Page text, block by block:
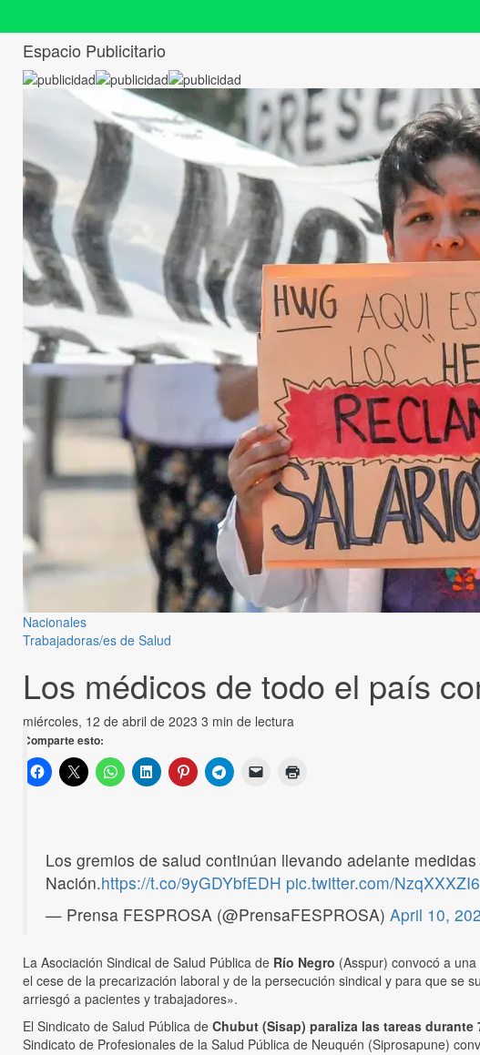
Espacio Publicitario
Nacionales
Trabajadoras/es de Salud
Los médicos de todo el país
miércoles, 12 de abril de 2023 3 min de lectura
Comparte esto:
Los gremios de salud continúan llevando adelante
Nación.https://t.co/9yGDYbfEDH pic.twitter.com/
— Prensa FESPROSA (@PrensaFESPROSA) April 10,
La Asociación Sindical de Salud Pública de Río Negro (Asspur) convocó a una
el cese de la precarización laboral y de la persecución sindical y para que se
arriesgó a pacientes y trabajadores».
El Sindicato de Salud Pública de Chubut (Sisap) paraliza las tareas durante
Sindicato de Profesionales de la Salud Pública de Neuquén (Siprosapune)